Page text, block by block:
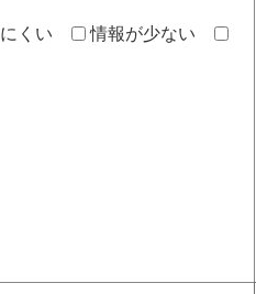
くい
情報が少ない